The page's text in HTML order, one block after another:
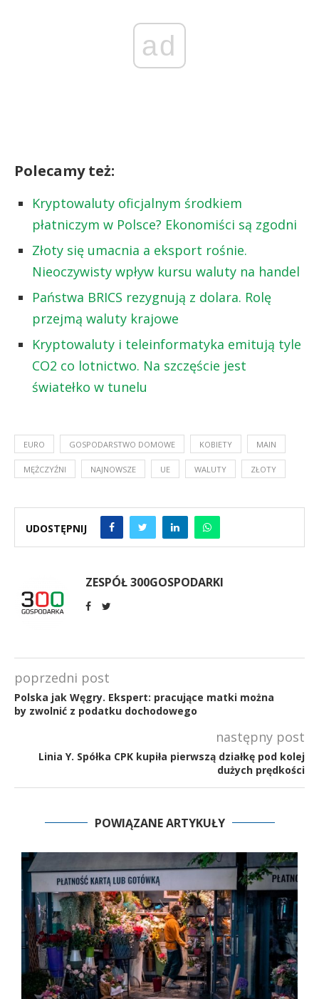
ad
Polecamy też:
Kryptowaluty oficjalnym środkiem
płatniczym w Polsce? Ekonomiści są zgodni
Złoty się umacnia a eksport rośnie.
Nieoczywisty wpływ kursu waluty na handel
Państwa BRICS rezygnują z dolara. Rolę
przejmą waluty krajowe
Kryptowaluty i teleinformatyka emitują tyle
CO2 co lotnictwo. Na szczęście jest
światełko w tunelu
EURO GOSPODARSTWO DOMOWE KOBIETY MAIN
MĘŻCZYŹNI NAJNOWSZE UE WALUTY ZŁOTY
UDOSTĘPNIJ
ZESPÓŁ 300GOSPODARKI
poprzedni post
Polska jak Węgry. Ekspert: pracujące matki można
by zwolnić z podatku dochodowego
następny post
Linia Y. Spółka CPK kupiła pierwszą działkę pod kolej
dużych prędkości
POWIĄZANE ARTYKUŁY